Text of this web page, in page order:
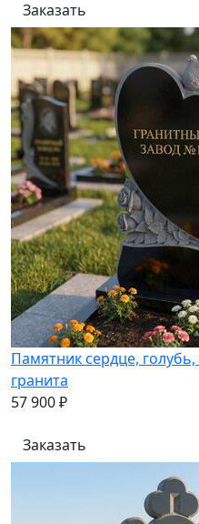
Заказать
Памятник сердце,
гранита
57 900 ₽
Заказать